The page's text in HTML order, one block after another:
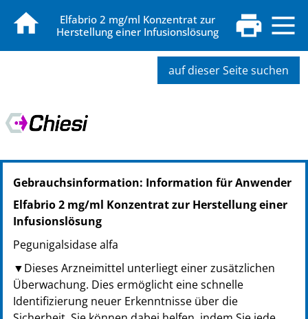
Elfabrio 2 mg/ml Konzentrat zur
Herstellung einer Infusionslösung
auf dieser Seite suchen
PZN: 18374882
PPN: 111837488247
NTIN: 04150183748827
PZN: 18374899
NTIN: 04150183748995
PZN: 18374907
PPN: 111837490731
NTIN: 04150183749077
Gebrauchsinformation: Information für Anwender
Elfabrio 2 mg/ml Konzentrat zur Herstellung einer
Infusionslösung
Pegunigalsidase alfa
▼Dieses Arzneimittel unterliegt einer zusätzlichen
Überwachung. Dies ermöglicht eine schnelle
Identifizierung neuer Erkenntnisse über die